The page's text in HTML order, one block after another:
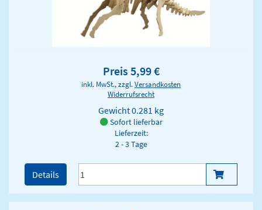
Preis 5,99 €
inkl. MwSt., zzgl.Versandkosten
Widerrufsrecht
Gewicht0.281 kg
Sofort lieferbar
Lieferzeit:
2 - 3 Tage
Details